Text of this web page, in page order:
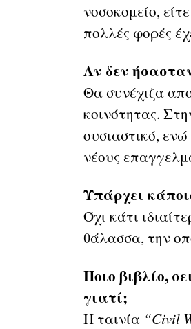
νοσοκομείο,
πολλές φορές
Αν δεν
Θα συνέχιζα
κοινότητας.
ουσιαστικό,
νέους
Υπάρχει
Όχι κάτι
θάλασσα, την
Ποιο βιβλίο,
γιατί;
Η ταινία “Civil